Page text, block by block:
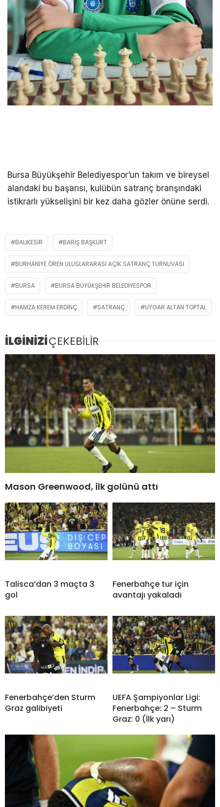
Bursa Büyükşehir Belediyespor’un takım ve bireysel
alandaki bu başarısı, kulübün satranç branşındaki
istikrarlı yükselişini bir kez daha gözler önüne serdi.
BALIKESIR BARIŞ BAŞKURT
BURHANIYE ÖREN ULUSLARARASI AÇIK SATRANÇ TURNUVASI
BURSA BURSA BÜYÜKŞEHIR BELEDIYESPOR
HAMZA KEREM ERDINÇ SATRANÇ UYGAR ALTAN TOPTAL
İLGİNİZİÇEKEBİLİR
Mason Greenwood, ilk golünü attı
Talisca’dan 3 maçta 3
gol
Fenerbahçe tur için
avantajı yakaladı
Fenerbahçe’den Sturm
Graz galibiyeti
UEFA Şampiyonlar Ligi:
Fenerbahçe: 2 – Sturm
Graz: 0 (İlk yarı)